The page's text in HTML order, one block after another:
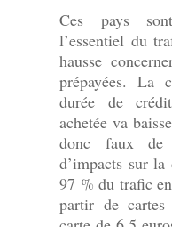
Ces pays
l’essentiel du
hausse
prépayées. La
durée de
achetée va
donc faux de
d’impacts sur la
97 % du trafic
partir de cartes